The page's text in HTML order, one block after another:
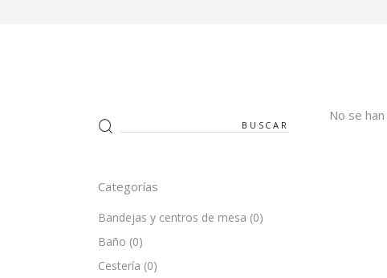
No se
Search
for:
Categorías
Bandejas y centros de mesa (0)
Baño (0)
Cestería (0)